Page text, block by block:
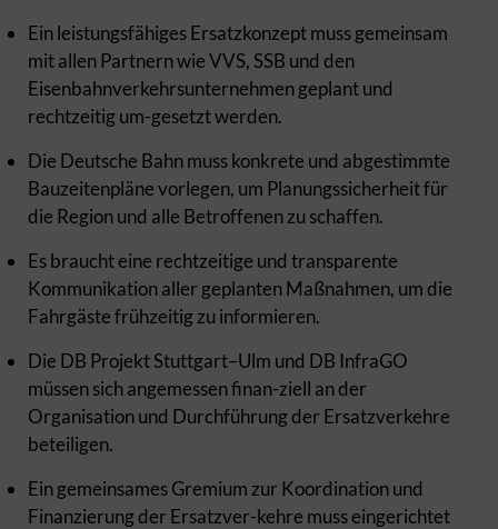
Ein leistungsfähiges Ersatzkonzept muss gemeinsam
mit allen Partnern wie VVS, SSB und den
Eisenbahnverkehrsunternehmen geplant und
rechtzeitig um-gesetzt werden.
Die Deutsche Bahn muss konkrete und abgestimmte
Bauzeitenpläne vorlegen, um Planungssicherheit für
die Region und alle Betroffenen zu schaffen.
Es braucht eine rechtzeitige und transparente
Kommunikation aller geplanten Maßnahmen, um die
Fahrgäste frühzeitig zu informieren.
Die DB Projekt Stuttgart–Ulm und DB InfraGO
müssen sich angemessen finan-ziell an der
Organisation und Durchführung der Ersatzverkehre
beteiligen.
Ein gemeinsames Gremium zur Koordination und
Finanzierung der Ersatzver-kehre muss eingerichtet